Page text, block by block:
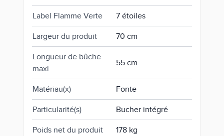
Label Flamme Verte 7 étoiles
Largeur du produit 70 cm
Longueur de bûche
maxi
55 cm
Matériau(x) Fonte
Particularité(s) Bucher intégré
Poids net du produit 178 kg